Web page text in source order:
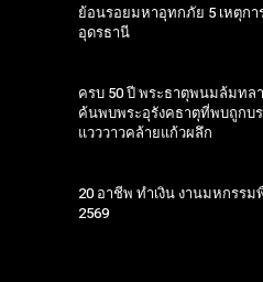
ย้อนรอยมหาอุทกภัย 5 เหตุก
อุดรธานี
ครบ 50 ปี พระธาตุพนมล้มทล
ค้นพบพระอุรังคธาตุที่พบถูกบ
แวววาวคล้ายแก้วผลึก
20 อาชีพ ทำเงิน งานมหกรร
2569